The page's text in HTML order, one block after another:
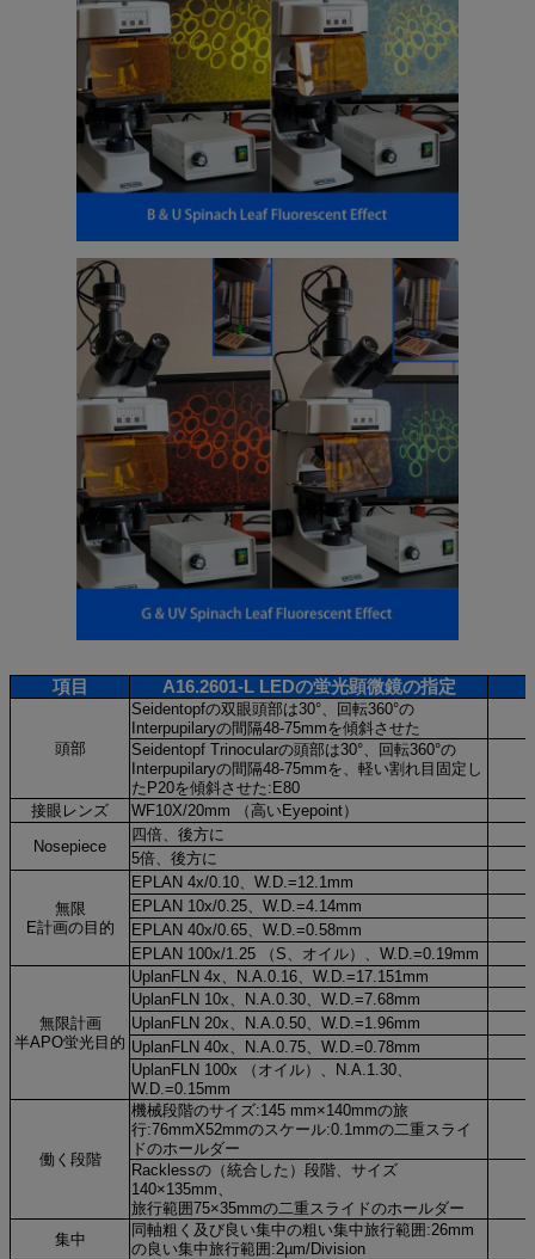
項目 A16.2601-L LEDの蛍光顕微鏡の指定
頭部
Seidentopfの双眼頭部は30°、回転360°の
Interpupilaryの間隔48-75mmを傾斜させた
Seidentopf Trinocularの頭部は30°、回転360°の
Interpupilaryの間隔48-75mmを、軽い割れ目固定し
たP20を傾斜させた:E80
接眼レンズ
WF10X/20mm （高いEyepoint）
Nosepiece
四倍、後方に
5倍、後方に
無限
E計画の目的
EPLAN 4x/0.10、W.D.=12.1mm
EPLAN 10x/0.25、W.D.=4.14mm
EPLAN 40x/0.65、W.D.=0.58mm
EPLAN 100x/1.25 （S、オイル）、W.D.=0.19mm
無限計画
半APO蛍光目的
UplanFLN 4x、N.A.0.16
W.D.=17.151mm
UplanFLN 10x、N.A.0.30
W.D.=7.68mm
UplanFLN 20x、N.A.0.50
W.D.=1.96mm
UplanFLN 40x、N.A.0.75
W.D.=0.78mm
UplanFLN 100x （オイル）、N.A.1.30
W.D.=0.15mm
働く段階
機械段階のサイズ:145 mm×140mmの旅
行:76mmX52mmのスケール:0.1mmの二重スライ
ドのホールダー
Racklessの（統合した）段階、サイズ
140×135mm、
旅行範囲75×35mmの二重スライドのホールダー
集中
同軸粗く及び良い集中の粗い集中旅行範囲:26mm
の良い集中旅行範囲:2µm/Division